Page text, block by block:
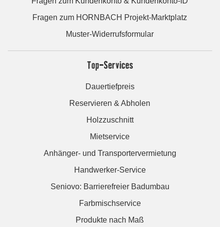
Fragen zum HORNBACH Projekt-Marktplatz
Muster-Widerrufsformular
Top-Services
Dauertiefpreis
Reservieren & Abholen
Holzzuschnitt
Mietservice
Anhänger- und Transportervermietung
Handwerker-Service
Seniovo: Barrierefreier Badumbau
Farbmischservice
Produkte nach Maß